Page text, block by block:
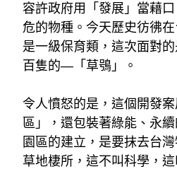
容許政府用「發展」當藉
危的物種。今天歷史彷彿
是一級保育類，這次面對
百隻的—「草鴞」。
令人憤怒的是，這個開發
區」，還包裝著綠能、永
園區的建立，是要抹去台
草地棲所，這不叫科學，